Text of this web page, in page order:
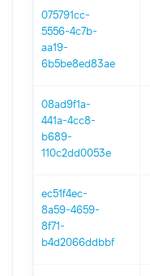
075791cc-
5556-4c7b-
aa19-
6b5be8ed83ae
08ad9f1a-
441a-4cc8-
b689-
110c2dd0053e
ec51f4ec-
8a59-4659-
8f71-
b4d2066ddbbf